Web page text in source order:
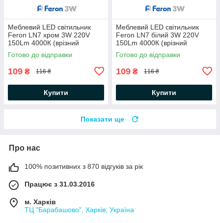
Меблевий LED світильник
Feron LN7 хром 3W 220V
150Lm 4000К (врізний
світлодіодний) Ø70*20мм
Готово до відправки
109 ₴ 116 ₴
Купити
Меблевий LED світильник
Feron LN7 білий 3W 220V
150Lm 4000К (врізний
світлодіодний) Ø70*20мм
Готово до відправки
109 ₴ 116 ₴
Купити
Показати ще
Про нас
100% позитивних з 870 відгуків за рік
Працює з 31.03.2016
м. Харків
ТЦ "Барабашово", Харків, Україна